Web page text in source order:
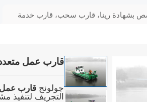
بشهادة رينا، قارب سحب، قارب خدمة
قارب عمل
جولونجقارب
التجريف لتنفيذ